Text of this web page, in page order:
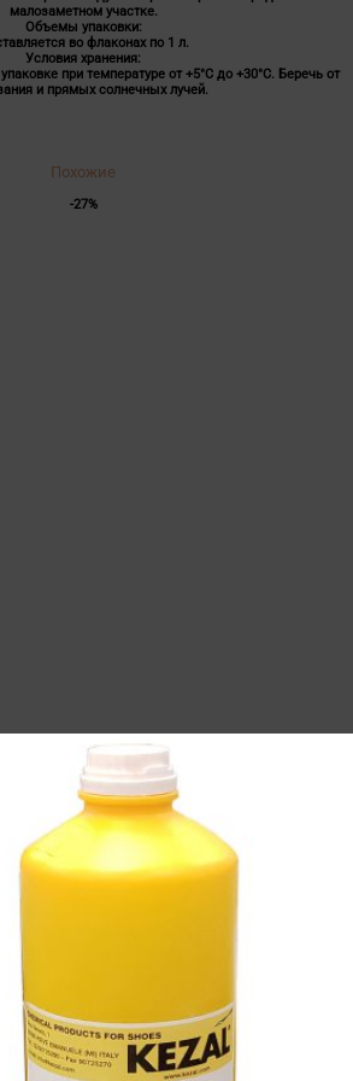
малозаметном участке.
Объемы упаковки:
во флаконах по 1 л.
Условия хранения:
при температуре от +5°C до +30°C. Беречь от
и прямых солнечных лучей.
Похожие
-27%